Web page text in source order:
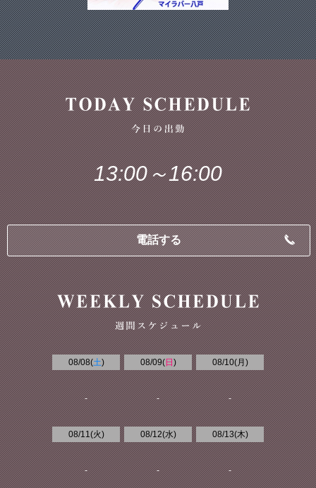
13:00～16:00
電話する
08/08(土)
-
08/09(日 )
-
08/10(月 )
-
08/11(火)
-
08/12(水)
-
08/13(木)
-